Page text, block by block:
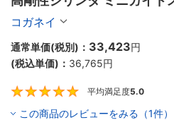
コガネイ
通常単価(税別)： 33,423円
(税込単価)： 36,765円
平均満足度5.0
この商品のレビューをみる（1件）